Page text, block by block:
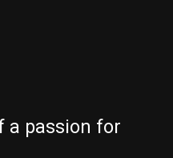
a passion for